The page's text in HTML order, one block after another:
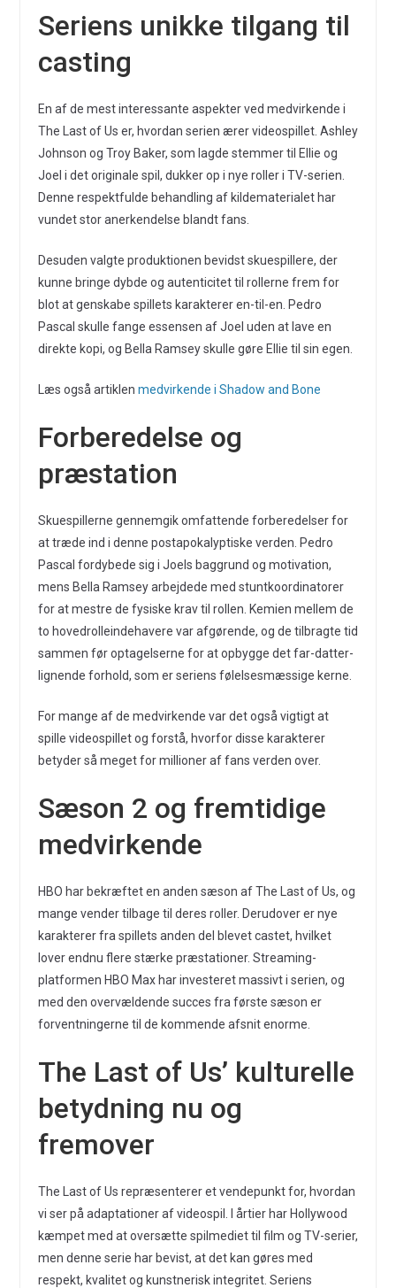
Seriens unikke tilgang til
casting
En af de mest interessante aspekter ved medvirkende i
The Last of Us er, hvordan serien ærer videospillet. Ashley
Johnson og Troy Baker, som lagde stemmer til Ellie og
Joel i det originale spil, dukker op i nye roller i TV-serien.
Denne respektfulde behandling af kildematerialet har
vundet stor anerkendelse blandt fans.
Desuden valgte produktionen bevidst skuespillere, der
kunne bringe dybde og autenticitet til rollerne frem for
blot at genskabe spillets karakterer en-til-en. Pedro
Pascal skulle fange essensen af Joel uden at lave en
direkte kopi, og Bella Ramsey skulle gøre Ellie til sin egen.
Læs også artiklen medvirkende i Shadow and Bone
Forberedelse og
præstation
Skuespillerne gennemgik omfattende forberedelser for
at træde ind i denne postapokalyptiske verden. Pedro
Pascal fordybede sig i Joels baggrund og motivation,
mens Bella Ramsey arbejdede med stuntkoordinatorer
for at mestre de fysiske krav til rollen. Kemien mellem de
to hovedrolleindehavere var afgørende, og de tilbragte tid
sammen før optagelserne for at opbygge det far-datter-
lignende forhold, som er seriens følelsesmæssige kerne.
For mange af de medvirkende var det også vigtigt at
spille videospillet og forstå, hvorfor disse karakterer
betyder så meget for millioner af fans verden over.
Sæson 2 og fremtidige
medvirkende
HBO har bekræftet en anden sæson af The Last of Us, og
mange vender tilbage til deres roller. Derudover er nye
karakterer fra spillets anden del blevet castet, hvilket
lover endnu flere stærke præstationer. Streaming-
platformen HBO Max har investeret massivt i serien, og
med den overvældende succes fra første sæson er
forventningerne til de kommende afsnit enorme.
The Last of Us’ kulturelle
betydning nu og
fremover
The Last of Us repræsenterer et vendepunkt for, hvordan
vi ser på adaptationer af videospil. I årtier har Hollywood
kæmpet med at oversætte spilmediet til film og TV-serier,
men denne serie har bevist, at det kan gøres med
respekt, kvalitet og kunstnerisk integritet. Seriens